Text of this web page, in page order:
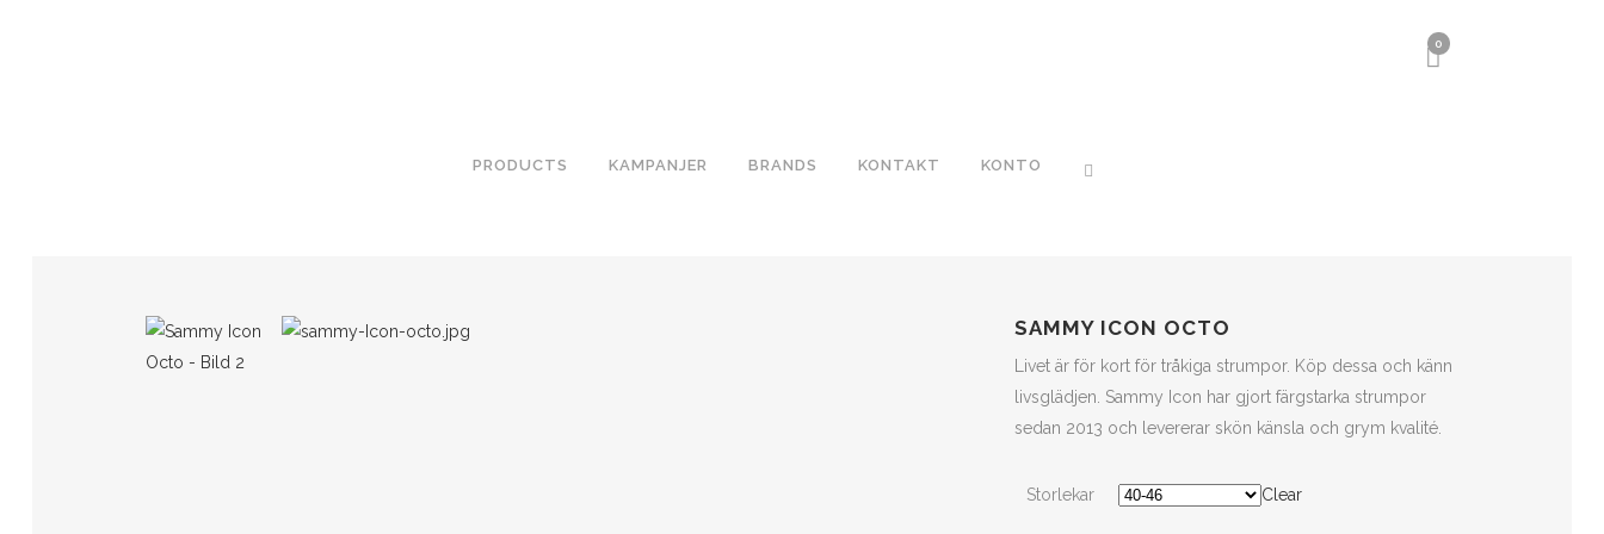
0
PRODUCTS KAMPANJER BRANDS KONTAKT KONTO
SAMMY ICON OCTO
Livet är för kort för tråkiga strumpor. Köp dessa och känn
livsglädjen. Sammy Icon har gjort färgstarka strumpor
sedan 2013 och levererar skön känsla och grym kvalité.
Storlekar Clear